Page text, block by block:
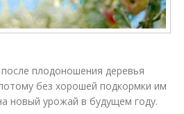
плодоношения деревья
без хорошей подкормки им
новый урожай в будущем году.